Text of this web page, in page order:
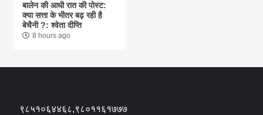
बालेन की आधी रात की पोस्ट:
क्या सत्ता के भीतर बढ़ रही है
बेचैनी ?: श्वेता दीप्ति
8 hours ago
९८५१०६४४६८,९८०११६१७७७